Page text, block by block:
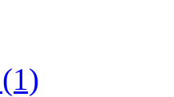
(1)